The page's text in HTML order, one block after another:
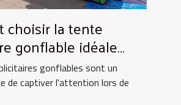
choisir la tente
gonflable idéale
gonflables sont un
de captiver l'attention lors de